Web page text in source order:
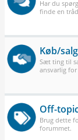
Har du
finde en
Køb/salg
Sæt ting til
ansvarlig
Off-
Brug dette
forummet.